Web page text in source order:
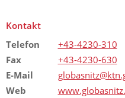
Kontakt
Telefon
+43-4230-310
Fax
+43-4230-630
E-Mail
Web